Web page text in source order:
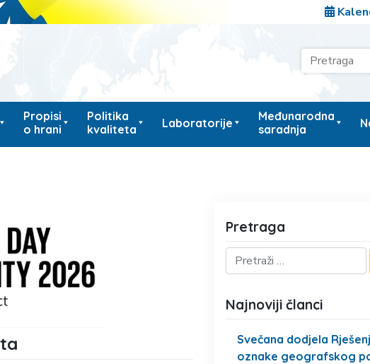
Propisi
o hrani
Politika
kvaliteta
Laboratorije
Međunarodna
saradnja
Pretraga
Najnoviji članci
Svečana dodjela
oznake geografskog